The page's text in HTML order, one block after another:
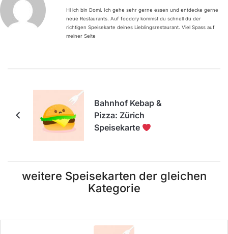
Hi ich bin Domi. Ich gehe sehr gerne essen und entdecke gerne
neue Restaurants. Auf foodcry kommst du schnell du der
richtigen Speisekarte deines Lieblingsrestaurant. Viel Spass auf
meiner Seite
Bahnhof Kebap &
Pizza: Zürich
Speisekarte
weitere Speisekarten der gleichen
Kategorie